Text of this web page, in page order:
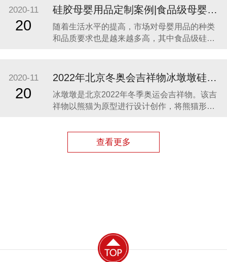
关联呢？ 2014年可口可乐找到我们的时候，我
们也是非常的惊讶，以为是在开玩笑。他们却
很认真的告诉我们，他们想开发一款创意有代
2020-11
20
硅胶母婴用品定制案例|食品级母婴硅胶制品
随着生活水平的提高，市场对母婴用品的种类
和品质要求也是越来越多高，其中食品级硅胶
品的的主要材料之一。众盛硅胶厂家在硅胶制
品行业深耕23年，生产的硅胶母婴用品全球使
用用户超百万。 今天我们就来分享几款热卖的
硅胶母婴
2020-11
20
2022年北京冬奥会吉祥物冰墩墩硅胶制品生产案例
冰墩墩是北京2022年冬季奥运会吉祥物。该吉
祥物以熊猫为原型进行设计创作，将熊猫形象
心，奥运组委会将吉祥物冰墩墩放到东莞生
产，而众盛硅胶也有幸参与了冰墩墩的生产制
查看更多